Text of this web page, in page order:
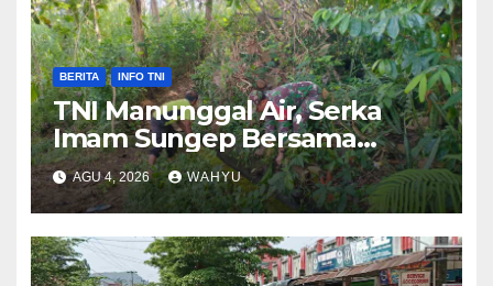
BERITA INFO TNI
TNI Manunggal Air, Serka
Imam Sungep Bersama
Warga Kedung Banteng
Gotong Royong Bersihkan
Irigasi
AGU 4, 2026 WAHYU